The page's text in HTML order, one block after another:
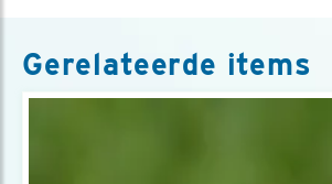
Gerelateerde items